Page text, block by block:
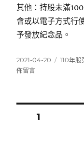
其他：持股未滿
會或以電子方式行
予發放紀念品。
發
佈
2021-04-20
分
110年股
佈留言
頁次1